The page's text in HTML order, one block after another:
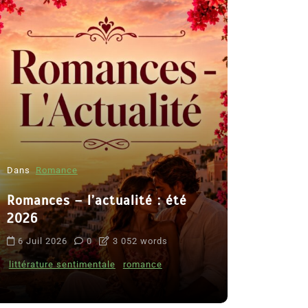
Dans Romance
Romances – l’actualité : été
2026
6 Juil 2026 0 3 052 words
littérature sentimentale romance